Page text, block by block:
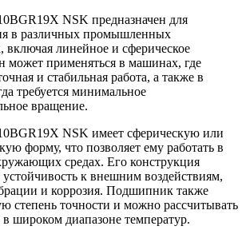
NSK предназначен для
в различных промышленных
включая линейное и сферическое
может применяться в машинах, где
и стабильная работа, а также в
требуется минимальное
вращение.
NSK имеет сферическую или
форму, что позволяет ему работать в
средах. Его конструкция
устойчивость к внешним воздействиям,
и коррозия. Подшипник также
степень точности и можно рассчитывать
в широком диапазоне температур.